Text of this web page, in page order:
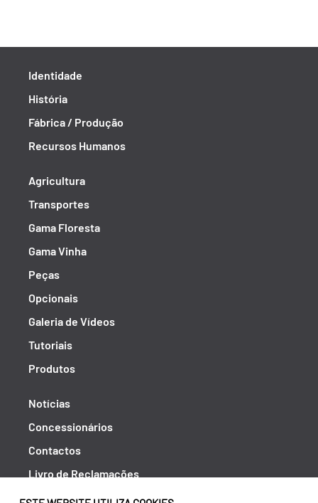
Identidade
História
Fábrica / Produção
Recursos Humanos
Agricultura
Transportes
Gama Floresta
Gama Vinha
Peças
Opcionais
Galeria de Vídeos
Tutoriais
Produtos
Notícias
Concessionários
Contactos
Livro de Reclamações
Política de Privacidade